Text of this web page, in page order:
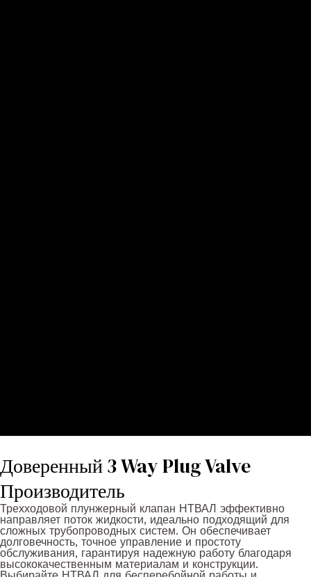
Доверенный 3 Way Plug Valve
Производитель
Трехходовой плунжерный клапан НТВАЛ эффективно
направляет поток жидкости, идеально подходящий для
сложных трубопроводных систем. Он обеспечивает
долговечность, точное управление и простоту
обслуживания, гарантируя надежную работу благодаря
высококачественным материалам и конструкции.